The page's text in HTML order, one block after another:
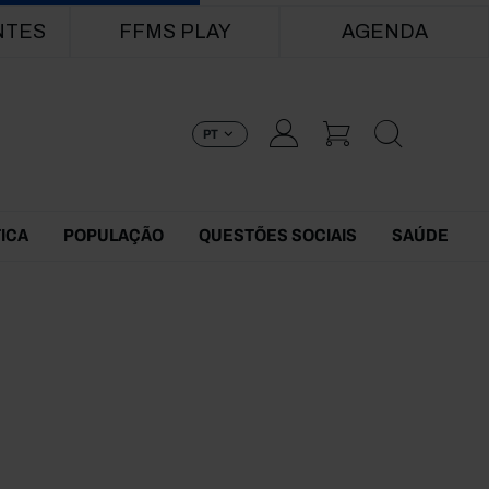
FFMS PLAY AGENDA
PT
POPULAÇÃO QUESTÕES SOCIAIS SAÚDE